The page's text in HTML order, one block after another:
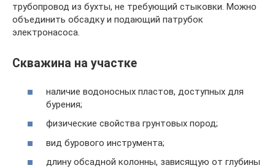
трубопровод из бухты, не требующий стыковки. Можно
объединить обсадку и подающий патрубок
электронасоса.
Скважина на участке
наличие водоносных пластов, доступных для
бурения;
физические свойства грунтовых пород;
вид бурового инструмента;
длину обсадной колонны, зависящую от глубины